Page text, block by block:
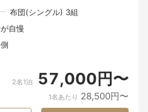
瞬間。
たくさんの人の手と想いが込め
、器を手に取る瞬間、大切な方と
色。
事はただの時間ではなく、旅の大
布団(シングル) 3組
自慢
2名1泊 57,000円〜
1名あたり 28,500円〜